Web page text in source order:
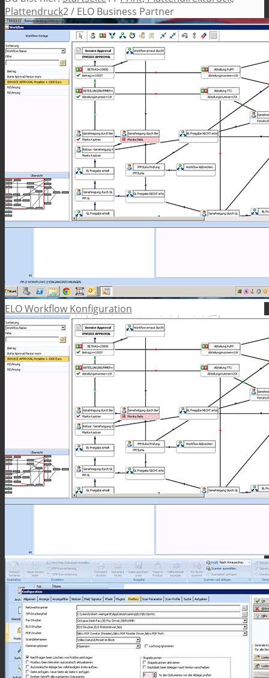
Plattendruck2/ ELO Business Partner
ELO Workflow Konfiguration